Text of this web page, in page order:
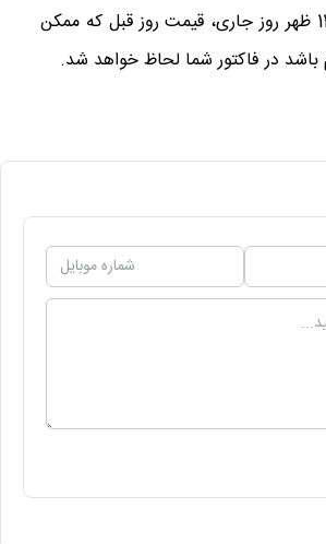
تا قبل از ساعت 12 ظهر روز جاری، قیمت روز قبل که ممکن
در فاکتور شما لحاظ خواهد شد.